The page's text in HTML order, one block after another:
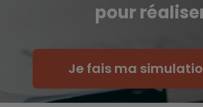
pour
Je fais ma